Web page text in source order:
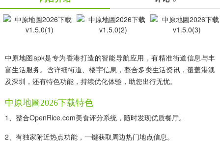
中原地图apk是专为香港打造的智能导航应用，有精准街道信息与丰
富生活服务。含详细街道、楼宇信息，整合多类生活资讯，覆盖港澳
及深圳，还有特色功能，持续优化体验，助您出行无忧。
中原地圖2026下载特色
1、整合OpenRice.com美食评分系统，随时发现优质餐厅。
2、有独家附近热点功能，一键获取周边热门地点信息。